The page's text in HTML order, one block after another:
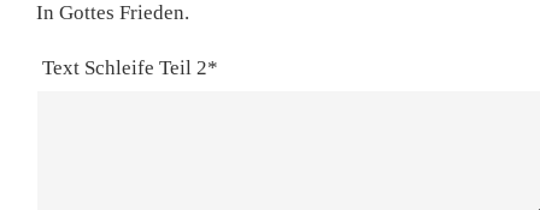
In Gottes Frieden.
Text Schleife Teil 2*